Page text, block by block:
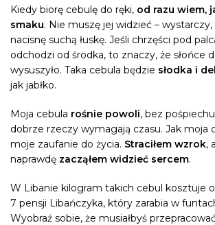
Kiedy biorę cebulę do ręki, od razu wiem,
smaku. Nie muszę jej widzieć –
nacisnę suchą łuskę. Jeśli chrzęści pod
odchodzi od środka, to znaczy, że słońce
wysuszyło. Taka cebula będzie słodka i
jak jabłko.
Moja cebula rośnie powoli, bez
dobrze rzeczy wymagają czasu. Jak moja
moje zaufanie do życia. Straciłem wzrok,
naprawdę zacząłem widzieć sercem.
W Libanie kilogram takich cebul kosztuje
7 pensji Libańczyka, który zarabia w
Wyobraź sobie, że musiałbyś